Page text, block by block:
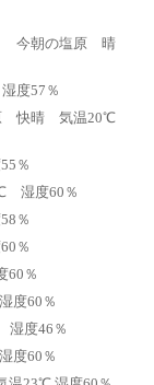
今朝の塩原 晴
度57％
原 快晴 気温20℃
％
湿度60％
％
％
60％
度60％
度46％
度60％